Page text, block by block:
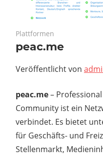
November 22, 2019
Plattformen
peac.me
Veröffentlicht von
peac.me–
Community ist ein
verbindet. Es bietet
für Geschäfts- und
Stellenmarkt,